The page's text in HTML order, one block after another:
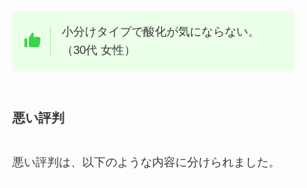
小分けタイプで酸化が気にならない。
（30代 女性）
悪い評判
悪い評判は、以下のような内容に分けられました。